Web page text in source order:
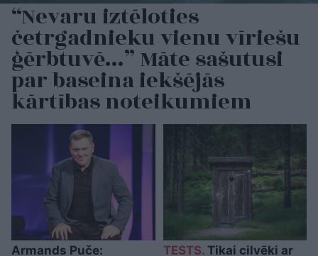
“Nevaru iztēloties
četrgadnieku vienu vīriešu
ģērbtuvē…” Māte sašutusi
par baseina iekšējās
kārtības noteikumiem
Armands Puče:
TESTS.Tikai cilvēki ar